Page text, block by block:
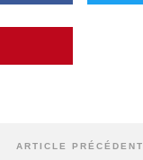
ARTICLE PRÉCÉDENT